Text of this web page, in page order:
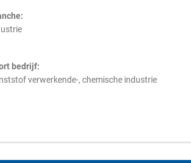
bedrijf:
verwerkende-, chemische industrie